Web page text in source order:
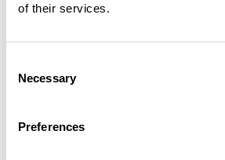
of their services.
Selection
Necessary
Preferences
Cols extraits du catalogue du Club des Cent Cols